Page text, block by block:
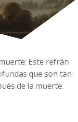
Este refrán
que son tan
de la muerte.